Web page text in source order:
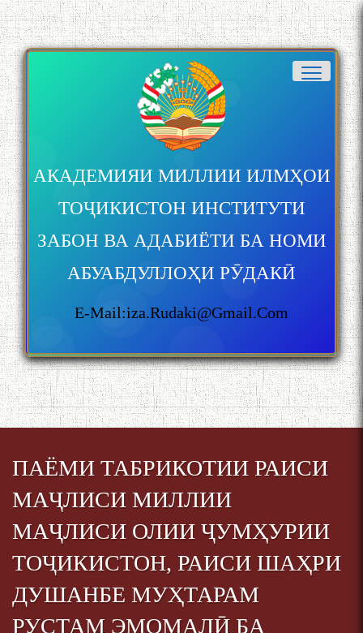
АКАДЕМИЯИ МИЛЛИИ ИЛМҲОИ
ТОҶИКИСТОН ИНСТИТУТИ
ЗАБОН ВА АДАБИЁТИ БА НОМИ
АБУАБДУЛЛОҲИ РӮДАКӢ
E-Mail:iza.rudaki@gmail.com
ПАЁМИ ТАБРИКОТИИ РАИСИ
МАҶЛИСИ МИЛЛИИ
МАҶЛИСИ ОЛИИ ҶУМҲУРИИ
ТОҶИКИСТОН, РАИСИ ШАҲРИ
ДУШАНБЕ МУҲТАРАМ
РУСТАМ ЭМОМАЛӢ БА